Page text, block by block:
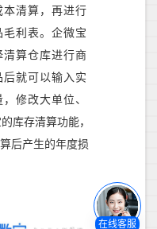
本清算，再进行
利表。企微宝
清算仓库进行商
就可以输入实
修改大单位、
库存清算功能，
后产生的年度损
在线客服